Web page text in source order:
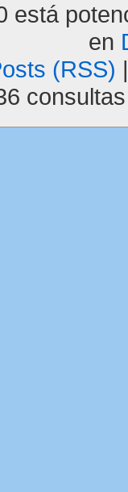
está
en
(RSS)